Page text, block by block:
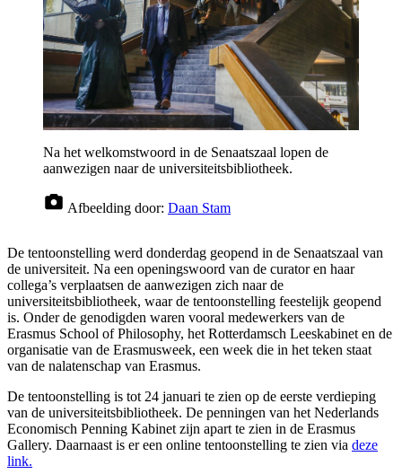
Na het welkomstwoord in de Senaatszaal lopen de
aanwezigen naar de universiteitsbibliotheek.
Afbeelding door: Daan Stam
De tentoonstelling werd donderdag geopend in de Senaatszaal van
de universiteit. Na een openingswoord van de curator en haar
collega’s verplaatsen de aanwezigen zich naar de
universiteitsbibliotheek, waar de tentoonstelling feestelijk geopend
is. Onder de genodigden waren vooral medewerkers van de
Erasmus School of Philosophy, het Rotterdamsch Leeskabinet en de
organisatie van de Erasmusweek, een week die in het teken staat
van de nalatenschap van Erasmus.
De tentoonstelling is tot 24 januari te zien op de eerste verdieping
van de universiteitsbibliotheek. De penningen van het Nederlands
Economisch Penning Kabinet zijn apart te zien in de Erasmus
Gallery. Daarnaast is er een online tentoonstelling te zien via deze
link.